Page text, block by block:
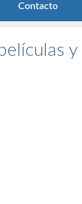
Contacto
y